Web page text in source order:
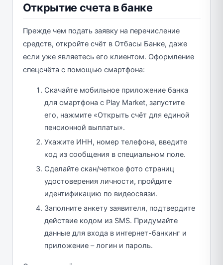
Открытие счета в банке
Прежде чем подать заявку на перечисление
средств, откройте счёт в Отбасы Банке, даже
если уже являетесь его клиентом. Оформление
спецсчёта с помощью смартфона:
Скачайте мобильное приложение банка
для смартфона с Play Market, запустите
его, нажмите «Открыть счёт для единой
пенсионной выплаты».
Укажите ИНН, номер телефона, введите
код из сообщения в специальном поле.
Сделайте скан/четкое фото страниц
удостоверения личности, пройдите
идентификацию по видеосвязи.
Заполните анкету заявителя, подтвердите
действие кодом из SMS. Придумайте
данные для входа в интернет-банкинг и
приложение – логин и пароль.